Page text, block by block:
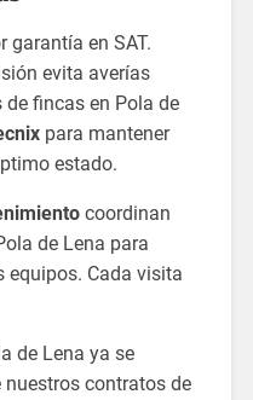
garantía en SAT.
evita averías
fincas en Pola de
para mantener
estado.
coordinan
de Lena para
equipos. Cada visita
de Lena ya se
contratos de